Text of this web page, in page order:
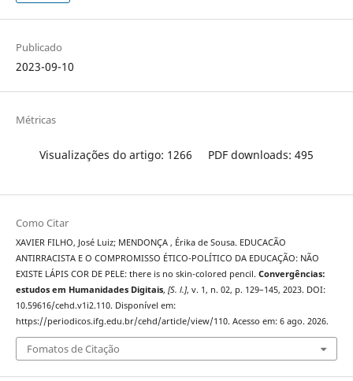
Publicado
2023-09-10
Métricas
Visualizações do artigo: 1266 PDF downloads: 495
Como Citar
XAVIER FILHO, José Luiz; MENDONÇA , Érika de Sousa. EDUCACÃO
ANTIRRACISTA E O COMPROMISSO ÉTICO-POLÍTICO DA EDUCAÇÃO: NÃO
EXISTE LÁPIS COR DE PELE: there is no skin-colored pencil. Convergências:
estudos em Humanidades Digitais, [S. l.], v. 1, n. 02, p. 129–145, 2023. DOI:
10.59616/cehd.v1i2.110. Disponível em:
https://periodicos.ifg.edu.br/cehd/article/view/110. Acesso em: 6 ago. 2026.
Fomatos de Citação